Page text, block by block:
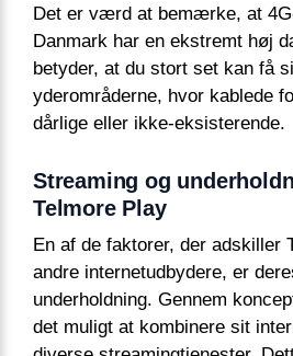
Det er værd at bemærke, at
Danmark har en ekstremt høj
betyder, at du stort set kan få
yderområderne, hvor kablede
dårlige eller ikke-eksisterende.
Streaming og
Telmore Play
En af de faktorer, der adskiller
andre internetudbydere, er
underholdning. Gennem
det muligt at kombinere sit